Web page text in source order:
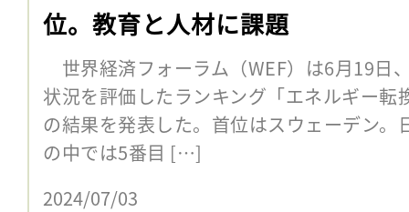
位。教育と人材に課題
世界経済フォーラム（WEF）は6月19日
状況を評価したランキング「エネルギー転
の結果を発表した。首位はスウェーデン。
の中では5番目 […]
2024/07/03